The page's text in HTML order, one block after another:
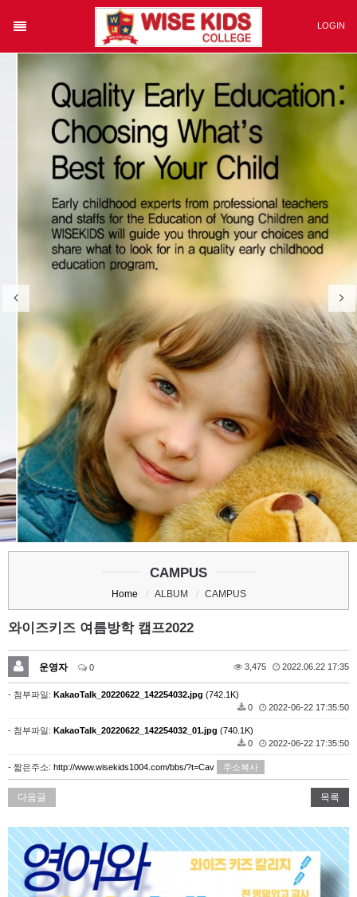
Category
Login
CURRICULUM
COMMUNITY
CAMPUS
STUDY OVERSEAS
LOGIN
CAMPUS
Home ALBUM CAMPUS
와이즈키즈 여름방학 캠프2022
운영자 0 3,475 2022.06.22 17:35
- 첨부파일: KakaoTalk_20220622_142254032.jpg (742.1K)
0
2022-06-22 17:35:50
- 첨부파일: KakaoTalk_20220622_142254032_01.jpg (740.1K)
0
2022-06-22 17:35:50
- 짧은주소: http://www.wisekids1004.com/bbs/?t=Cav 주소복사
다음글 목록